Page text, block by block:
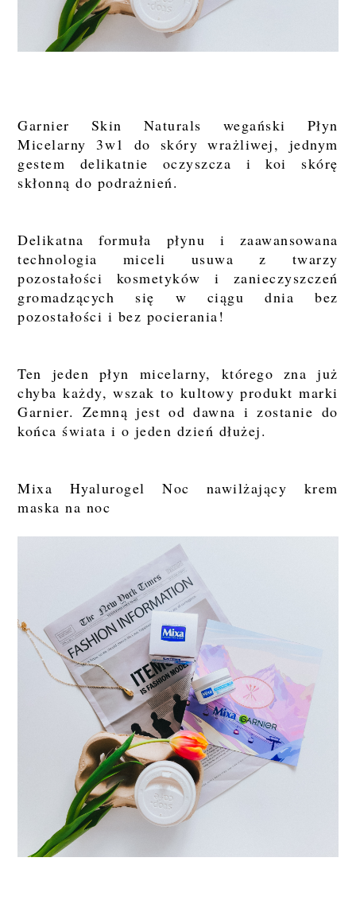
Garnier Skin Naturals wegański Płyn
Micelarny 3w1 do skóry wrażliwej, jednym
gestem delikatnie oczyszcza i koi skórę
skłonną do podrażnień.
Delikatna formuła płynu i zaawansowana
technologia miceli usuwa z twarzy
pozostałości kosmetyków i zanieczyszczeń
gromadzących się w ciągu dnia bez
pozostałości i bez pocierania!
Ten jeden płyn micelarny, którego zna już
chyba każdy, wszak to kultowy produkt marki
Garnier. Zemną jest od dawna i zostanie do
końca świata i o jeden dzień dłużej.
Mixa Hyalurogel Noc nawilżający krem
maska na noc